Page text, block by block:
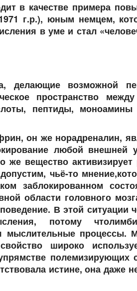
в качестве примера
г.р.), юным немцем,
в уме и стал
делающие возможной
пространство
пептиды,
он же норадреналин,
любой внешней
же вещество активизирует
чьё-то
заблокированном
области головного
В этой ситуации
потому
мыслительные процессы.
широко
полемизирующих
истине, она даже